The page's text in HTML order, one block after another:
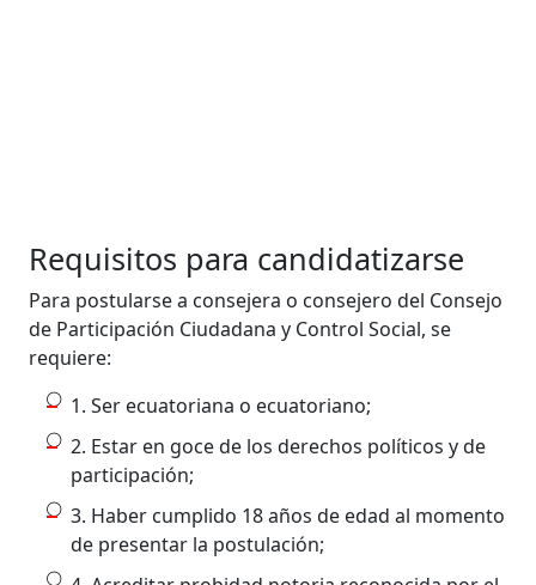
Requisitos para candidatizarse
Para postularse a consejera o consejero del Consejo
de Participación Ciudadana y Control Social, se
requiere:
1. Ser ecuatoriana o ecuatoriano;
2. Estar en goce de los derechos políticos y de
participación;
3. Haber cumplido 18 años de edad al momento
de presentar la postulación;